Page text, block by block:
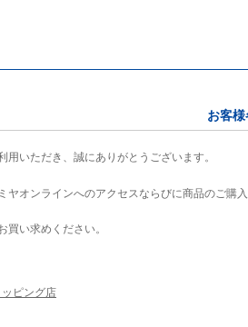
お客
用いただき、誠にありがとうございます。
ヤオンラインへのアクセスならびに商品のご購入
買い求めください。
ピング店